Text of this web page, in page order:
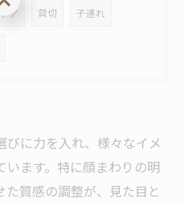
ア 貸切 子連れ
に力を入れ、様々なイメ
ます。特に顔まわりの明
質感の調整が、見た目と